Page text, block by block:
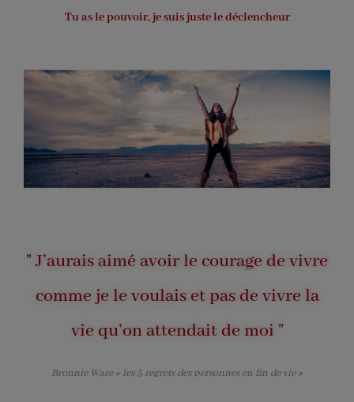
Tu as le pouvoir, je suis juste le déclencheur
" J’aurais aimé avoir le courage de vivre
comme je le voulais et pas de vivre la
vie qu’on attendait de moi "
Bronnie Ware « les 5 regrets des personnes en fin de vie »